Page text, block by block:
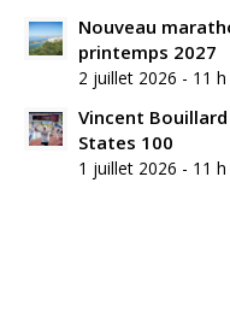
Nouveau
printemps 2027
2 juillet 2026 - 11
Vincent
States 100
1 juillet 2026 - 11